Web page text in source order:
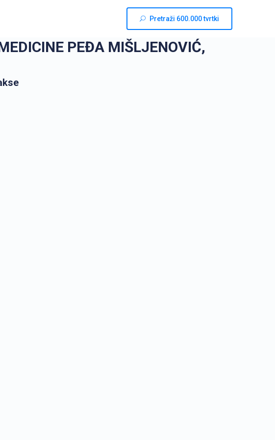
Pretraži 600.000 tvrtki
PEĐA MIŠLJENOVIĆ,